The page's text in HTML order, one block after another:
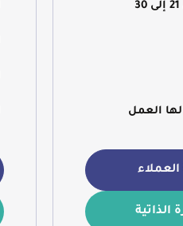
العمل
الذاتية